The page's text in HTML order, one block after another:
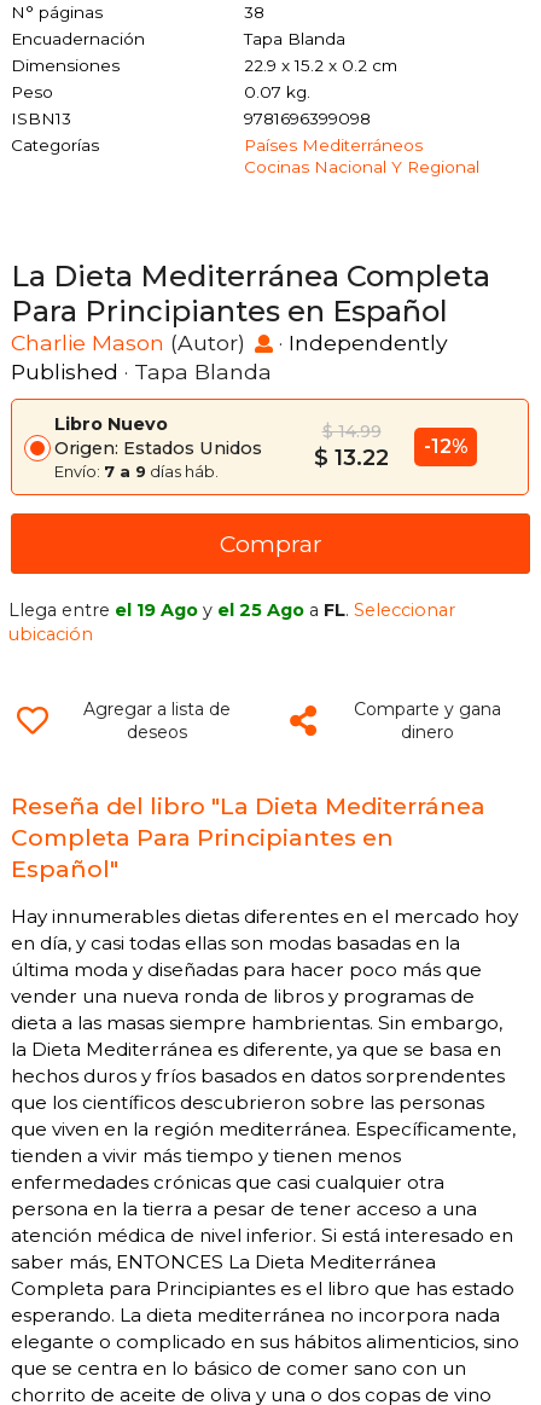
N° páginas
38
Encuadernación
Tapa Blanda
Dimensiones
22.9 x 15.2 x 0.2 cm
Peso
0.07 kg.
ISBN13
9781696399098
Categorías
Países Mediterráneos
Cocinas Nacional Y Regional
La Dieta Mediterránea Completa
Para Principiantes en Español
Charlie Mason (Autor) · Independently
Published · Tapa Blanda
Libro Nuevo
Origen: Estados Unidos
Envío: 7 a 9 días háb.
$ 14.99
$ 13.22 -12%
Comprar
Llega entre el 19 Ago y el 25 Ago a FL.Seleccionar
ubicación
Agregar a lista de
deseos
Comparte y gana
dinero
Reseña del libro "La Dieta Mediterránea
Completa Para Principiantes en
Español"
Hay innumerables dietas diferentes en el mercado hoy
en día, y casi todas ellas son modas basadas en la
última moda y diseñadas para hacer poco más que
vender una nueva ronda de libros y programas de
dieta a las masas siempre hambrientas. Sin embargo,
la Dieta Mediterránea es diferente, ya que se basa en
hechos duros y fríos basados en datos sorprendentes
que los científicos descubrieron sobre las personas
que viven en la región mediterránea. Específicamente,
tienden a vivir más tiempo y tienen menos
enfermedades crónicas que casi cualquier otra
persona en la tierra a pesar de tener acceso a una
atención médica de nivel inferior. Si está interesado en
saber más, ENTONCES La Dieta Mediterránea
Completa para Principiantes es el libro que has estado
esperando. La dieta mediterránea no incorpora nada
elegante o complicado en sus hábitos alimenticios, sino
que se centra en lo básico de comer sano con un
chorrito de aceite de oliva y una o dos copas de vino